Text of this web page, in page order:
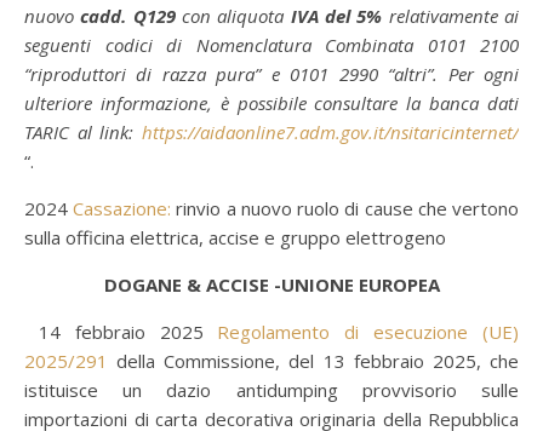
nuovocadd. Q129con aliquota IVA del 5% relativamente ai
seguenti codici di Nomenclatura Combinata 0101 2100
“riproduttori di razza pura” e 0101 2990 “altri”. Per ogni
ulteriore informazione, è possibile consultare la banca dati
TARIC al link: https://aidaonline7.adm.gov.it/nsitaricinternet/
“.
2024Cassazione: rinvio a nuovo ruolo di cause che vertono
sulla officina elettrica, accise e gruppo elettrogeno
DOGANE & ACCISE -UNIONE EUROPEA
14 febbraio 2025 Regolamento di esecuzione (UE)
2025/291della Commissione, del 13 febbraio 2025, che
istituisce un dazio antidumping provvisorio sulle
importazioni di carta decorativa originaria della Repubblica